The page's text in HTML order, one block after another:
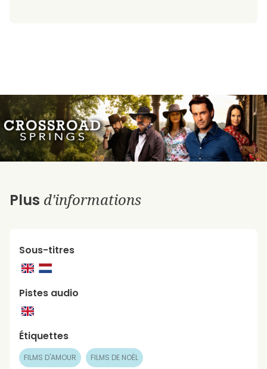
Plus d'informations
Sous-titres
Pistes audio
Étiquettes
FILMS D'AMOUR FILMS DE NOËL